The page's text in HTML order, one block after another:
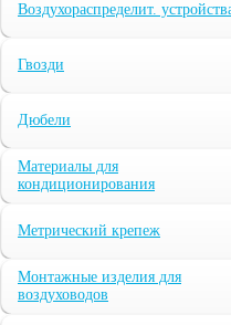
Воздухораспределит.
Гвозди
Дюбели
Материалы для
кондиционирования
Метрический крепеж
Монтажные изделия для
воздуховодов